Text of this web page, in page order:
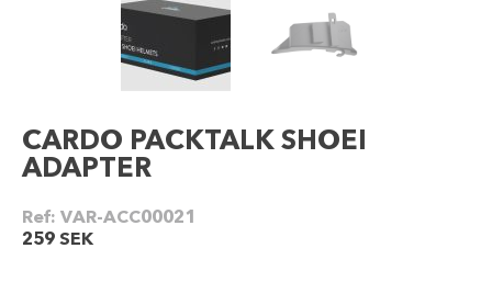
CARDO PACKTALK SHOEI
ADAPTER
Ref: VAR-ACC00021
259 SEK